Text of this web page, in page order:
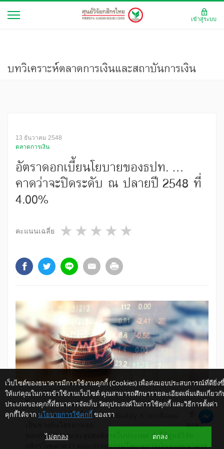
บทวิเคราะห์ตลาดการเงินและสถาบันการเงิน
13 ธันวาคม 2548
ตลาดการเงิน
อัตราดอกเบี้ยนโยบายของธปท. ...
คาดว่าจะปิดระดับ ณ ปลายปี 2548 ที่
4.00%
คะแนนเฉลี่ย 4 stars
3 stars
2 stars
1 star
ในภาวะที่แรงกดดันทางด้านเงินเฟ้อของไทยเริ่มที่ จะผ่อน
คลายลง ขณะที่เครื่องชี้เศรษฐกิจ
ของปีได้บ่งชี้ถึงทิศทางที่ชะลอลง
การส่งออก ประเทศ ทำให้
กรรมการนโยบายการเงินของธนาคาร
เว็บไซต์ของธนาคารมีการใช้งานคุกกี้ (Cookies) เพื่อส่งมอบประสบการณ์ที่ดียิ่ง
ให้แก่คุณในการเข้าใช้งานเว็บไซต์ คุณสามารถศึกษารายละเอียดเพิ่มเติมเกี่ยวกั
ประเภทของคุกกี้ที่ธนาคารจัดเก็บ วัตถุประสงค์ในการใช้คุกกี้ และวิธีการตั้งค่า
คุกกี้ได้จาก นโยบายการใช้คุกกี้ ของเรา
ไม่ตกลง ตกลง
เข้าสู่ระบบ
ให้ K-Buddy ช่วยเหลือคุณ